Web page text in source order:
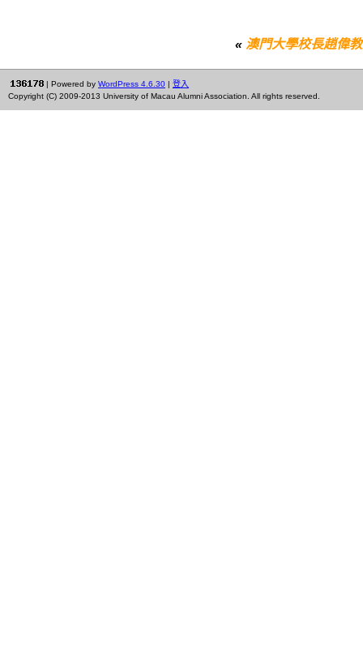
« 澳門大學校長趙偉
| Powered by WordPress 4.6.30 | 登入
Copyright (C) 2009-2013 University of Macau Alumni Association. All rights reserved.